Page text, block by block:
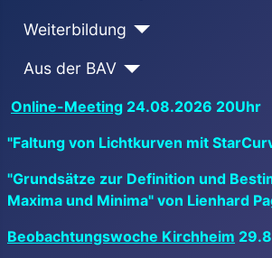
Weiterbildung
Aus der BAV
Online-Meeting 24.08.2026 20Uhr
"Faltung von Lichtkurven mit
"Grundsätze zur Definition und
Maxima und Minima" von Lienhard
Beobachtungswoche Kirchheim